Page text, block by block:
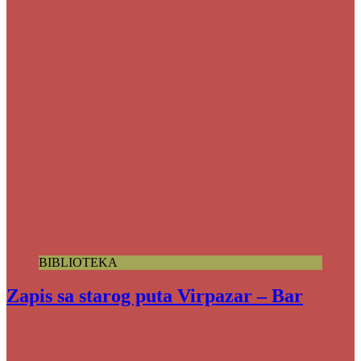
BIBLIOTEKA
Zapis sa starog puta Virpazar – Bar